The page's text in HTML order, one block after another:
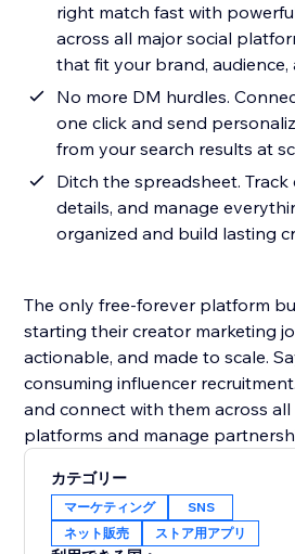
right match fast with
across all major social
that fit your brand, audience,
No more DM hurdles.
one click and send
from your search results at
Ditch the spreadsheet. Track
details, and manage
organized and build lasting
The only free-forever platform
starting their creator marketing
actionable, and made to scale.
consuming influencer
and connect with them across all
platforms and manage
カテゴリー
マーケティング
SNS
ネット販売
ストア用アプリ